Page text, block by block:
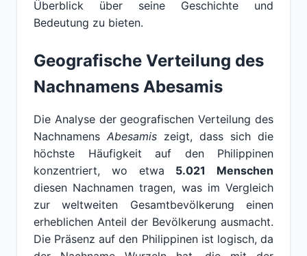
Überblick über seine Geschichte und
Bedeutung zu bieten.
Geografische Verteilung des
Nachnamens Abesamis
Die Analyse der geografischen Verteilung des
Nachnamens Abesamis zeigt, dass sich die
höchste Häufigkeit auf den Philippinen
konzentriert, wo etwa 5.021 Menschen
diesen Nachnamen tragen, was im Vergleich
zur weltweiten Gesamtbevölkerung einen
erheblichen Anteil der Bevölkerung ausmacht.
Die Präsenz auf den Philippinen ist logisch, da